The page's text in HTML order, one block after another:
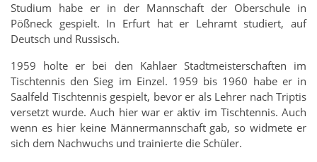
Studium habe er in der Mannschaft der Oberschule in
Pößneck gespielt. In Erfurt hat er Lehramt studiert, auf
Deutsch und Russisch.
1959 holte er bei den Kahlaer Stadtmeisterschaften im
Tischtennis den Sieg im Einzel. 1959 bis 1960 habe er in
Saalfeld Tischtennis gespielt, bevor er als Lehrer nach Triptis
versetzt wurde. Auch hier war er aktiv im Tischtennis. Auch
wenn es hier keine Männermannschaft gab, so widmete er
sich dem Nachwuchs und trainierte die Schüler.